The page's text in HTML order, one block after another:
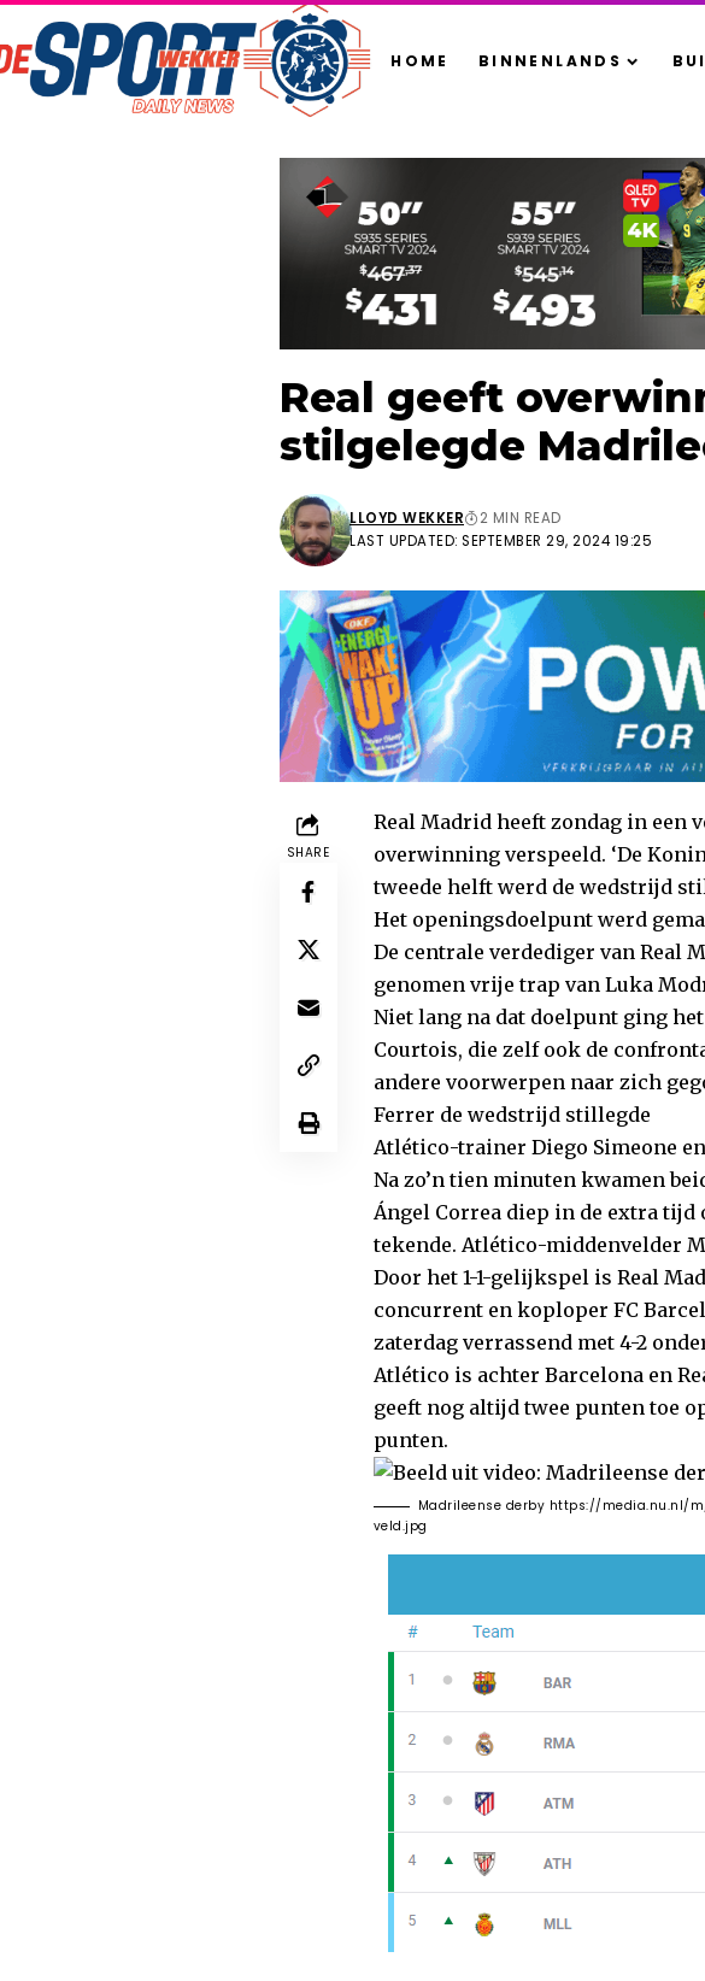
HOME BINNENLANDS
Real geeft
stilgelegde
LAST UPDATED: SEPTEMBER 29, 2024 19:25
LLOYD WEKKER 2 MIN READ
SHARE
Real Madrid heeft zondag in een
overwinning verspeeld. ‘De
tweede helft werd de wedstrijd
Het openingsdoelpunt werd
De centrale verdediger van Real
genomen vrije trap van Luka
Niet lang na dat doelpunt ging
Courtois, die zelf ook de
andere voorwerpen naar zich
Ferrer de wedstrijd stillegde
Atlético-trainer Diego Simeone
Na zo’n tien minuten kwamen
Ángel Correa diep in de extra
tekende. Atlético-middenvelder
Door het 1-1-gelijkspel is Real
concurrent en koploper FC
zaterdag verrassend met 4-2
Atlético is achter Barcelona en
geeft nog altijd twee punten toe
punten.
Madrileense derby https://media.nu.nl/
veld.jpg